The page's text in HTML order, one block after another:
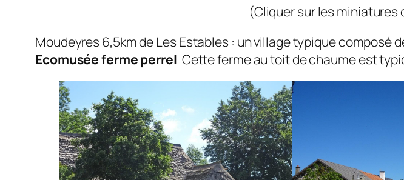
(Cliquer sur les miniatures
Moudeyres 6,5km de Les Estables : un village typique composé
Ecomusée ferme perrel Cette ferme au toit de chaume est